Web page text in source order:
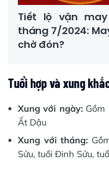
Tiết lộ vận
tháng 7/2024:
chờ đón?
Tuổi hợp và xung
Xung với ngày:Gồm
Ất Dậu
Xung với tháng:
Sửu, tuổi Đinh Sửu,